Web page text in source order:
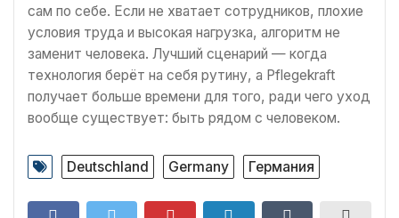
сам по себе. Если не хватает сотрудников, плохие
условия труда и высокая нагрузка, алгоритм не
заменит человека. Лучший сценарий — когда
технология берёт на себя рутину, а Pflegekraft
получает больше времени для того, ради чего уход
вообще существует: быть рядом с человеком.
Deutschland Germany Германия